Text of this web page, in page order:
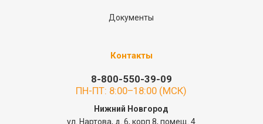
Документы
Контакты
8-800-550-39-09
ПН-ПТ: 8:00–18:00 (МСК)
Нижний Новгород
ул. Нартова, д. 6, корп 8, помещ. 4